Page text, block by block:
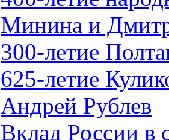
Минина и
300-летие
625-летие
Андрей Рублев
Вклад России в